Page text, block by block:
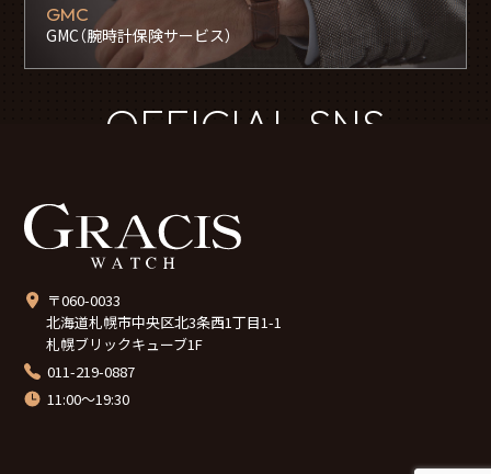
GMC
GMC（腕時計保険サービス）
OFFICIAL SNS
〒060-0033
北海道札幌市中央区北3条西1丁目1-1
札幌ブリックキューブ1F
011-219-0887
11:00～19:30